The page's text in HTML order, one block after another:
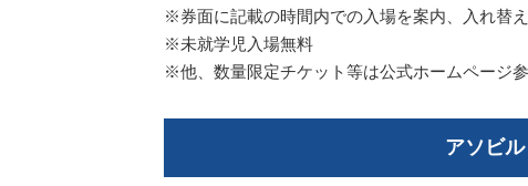
※券面に記載の時間内での入場を案内、入れ替
※未就学児入場無料
※他、数量限定チケット等は公式ホームページ
アソビ